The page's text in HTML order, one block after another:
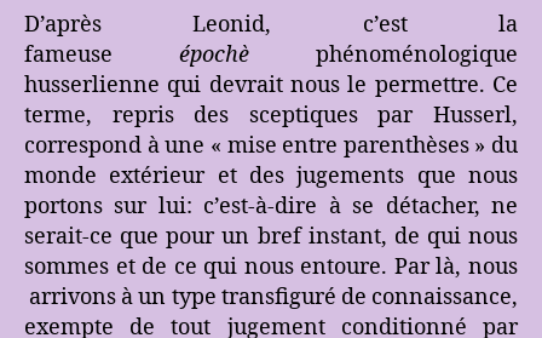
D’après Leonid, c’est la
fameuse épochè phénoménologique
husserlienne qui devrait nous le permettre. Ce
terme, repris des sceptiques par Husserl,
correspond à une « mise entre parenthèses » du
monde extérieur et des jugements que nous
portons sur lui: c’est-à-dire à se détacher, ne
serait-ce que pour un bref instant, de qui nous
sommes et de ce qui nous entoure. Par là, nous
arrivons à un type transfiguré de connaissance,
exempte de tout jugement conditionné par